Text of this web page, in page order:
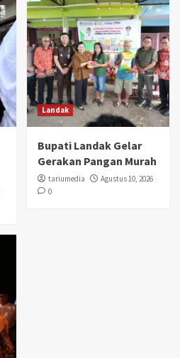
Landak
Bupati Landak Gelar
Gerakan Pangan Murah
tariumedia
Agustus 10, 2026
0